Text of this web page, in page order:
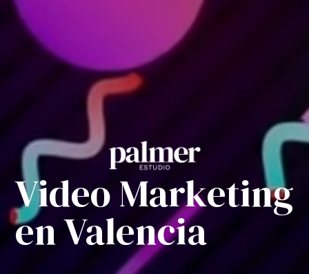
Video Marketing
en Valencia